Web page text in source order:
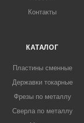
Контакты
КАТАЛОГ
Пластины сменные
Державки токарные
Фрезы по металлу
Сверла по металлу